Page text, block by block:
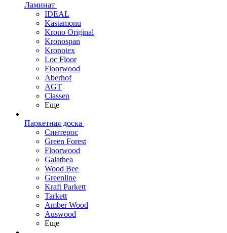
Ламинат
IDEAL
Kastamonu
Krono Original
Kronospan
Kronotex
Loc Floor
Floorwood
Aberhof
AGT
Classen
Еще
Паркетная доска
Синтерос
Green Forest
Floorwood
Galathea
Wood Bee
Greenline
Kraft Parkett
Tarkett
Amber Wood
Auswood
Еще